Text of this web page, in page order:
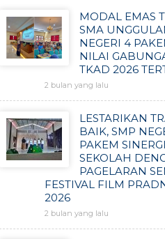
MODAL EMAS
SMA
NEGERI 4
NILAI
TKAD 2026
2 bulan yang lalu
LESTARIKAN
BAIK, SMP
PAKEM
SEKOLAH
PAGELARAN
FESTIVAL FILM
2026
2 bulan yang lalu